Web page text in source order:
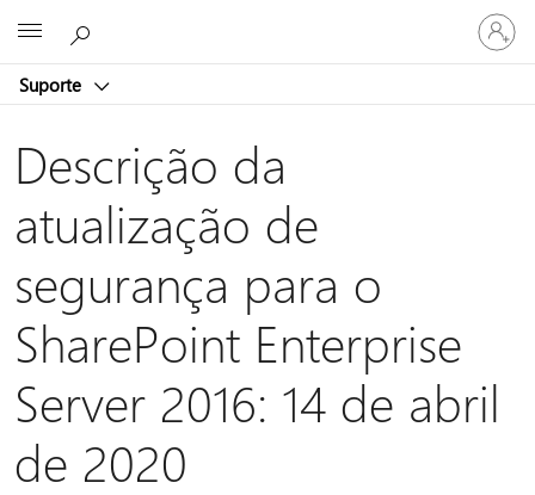
Suporte
Entre
em
sua
Descrição da
atualização de
segurança para o
SharePoint Enterprise
Server 2016: 14 de abril
de 2020